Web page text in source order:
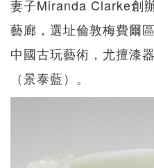
妻子Miranda Clarke創
藝廊，選址倫敦梅費爾
中國古玩藝術，尤擅漆
（景泰藍）。